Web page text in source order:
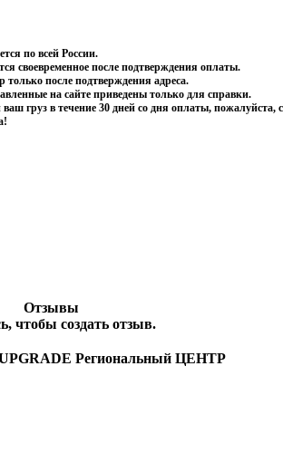
по всей России.
своевременное после подтверждения оплаты.
после подтверждения адреса.
на сайте приведены только для справки.
груз в течение 30 дней со дня оплаты,
Отзывы
чтобы создать отзыв.
Региональный ЦЕНТР